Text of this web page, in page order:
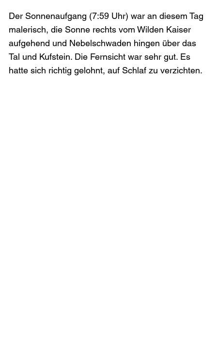
Der Sonnenaufgang (7:59 Uhr) war an diesem Tag
malerisch, die Sonne rechts vom Wilden Kaiser
aufgehend und Nebelschwaden hingen über das
Tal und Kufstein. Die Fernsicht war sehr gut. Es
hatte sich richtig gelohnt, auf Schlaf zu verzichten.